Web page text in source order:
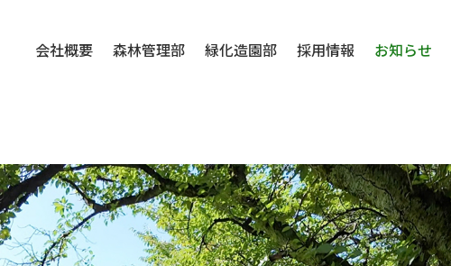
会社概要 森林管理部 緑化造園部 採用情報 お知らせ